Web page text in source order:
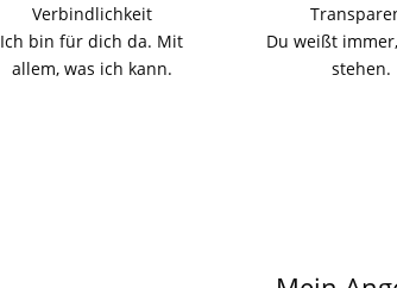
Verbindlichkeit
Ich bin für dich da. Mit
allem, was ich kann.
Du weißt
stehen.